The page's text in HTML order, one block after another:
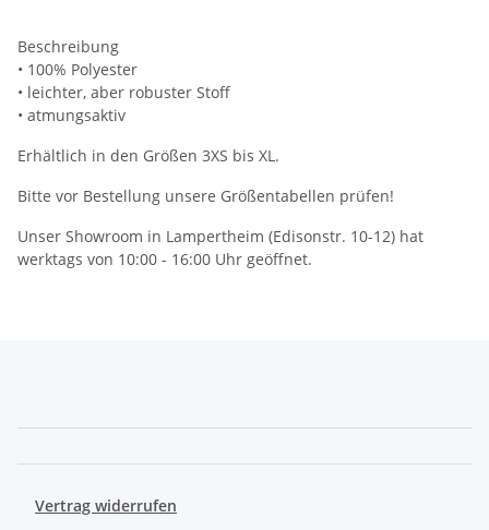
Beschreibung
• 100% Polyester
• leichter, aber robuster Stoff
• atmungsaktiv
Erhältlich in den Größen 3XS bis XL.
Bitte vor Bestellung unsere Größentabellen prüfen!
Unser Showroom in Lampertheim (Edisonstr. 10-12) hat
werktags von 10:00 - 16:00 Uhr geöffnet.
Vertrag widerrufen